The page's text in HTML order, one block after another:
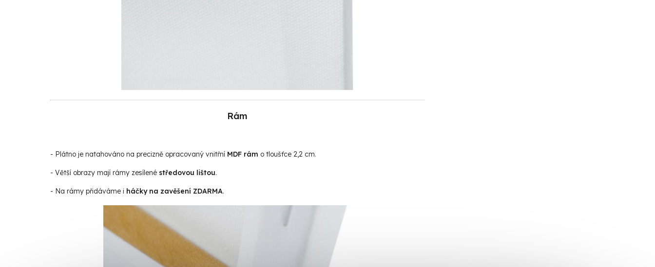
Rám
- Plátno je natahováno na precizně opracovaný vnitřní MDF rám o tloušťce 2,2 cm.
- Větší obrazy mají rámy zesílené středovou lištou.
- Na rámy přidáváme i háčky na zavěšení ZDARMA.